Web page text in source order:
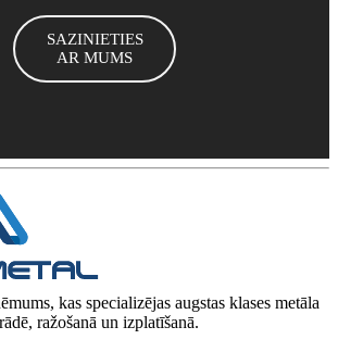
SAZINIETIES
AR MUMS
kas specializējas augstas klases metāla
ražošanā un izplatīšanā.